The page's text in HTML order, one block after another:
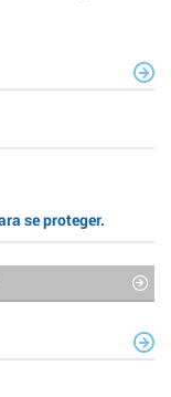
se proteger.